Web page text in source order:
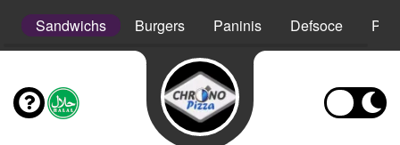
Sandwichs Burgers Paninis Defsoce